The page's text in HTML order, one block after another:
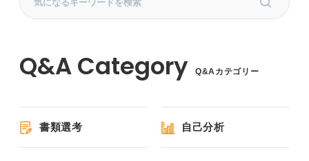
Q&Aカテゴリー
書類選考 自己分析